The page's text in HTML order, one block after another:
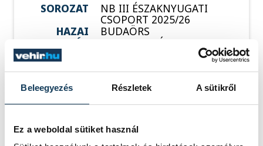
Beleegyezés Részletek A sütikről
Ez a weboldal sütiket használ
SOROZAT NB III ÉSZAKNYUGATI
CSOPORT 2025/26
HAZAI
BUDAÖRS
VENDÉG
VSC VESZPRÉM
IDŐPONT
2026. MÁJUS 17. 17:00
HELYSZÍN
EREDMÉNY
5-1
RÉSZLETEK